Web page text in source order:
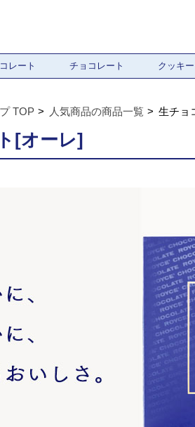
レート チョコレート クッキ
TOP 人気商品の商品一覧 生チョ
[オーレ]